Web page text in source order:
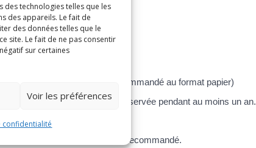
des technologies telles que les
des appareils. Le fait de
des données telles que le
site. Le fait de ne pas consentir
sur certaines
Voir les préférences
confidentialité
:
de celle de l'expéditeur
doit envoyer le recommandé au format papier)
Cette preuve doit être conservée pendant au moins un an.
envoyé.
accepte de recevoir le recommandé.